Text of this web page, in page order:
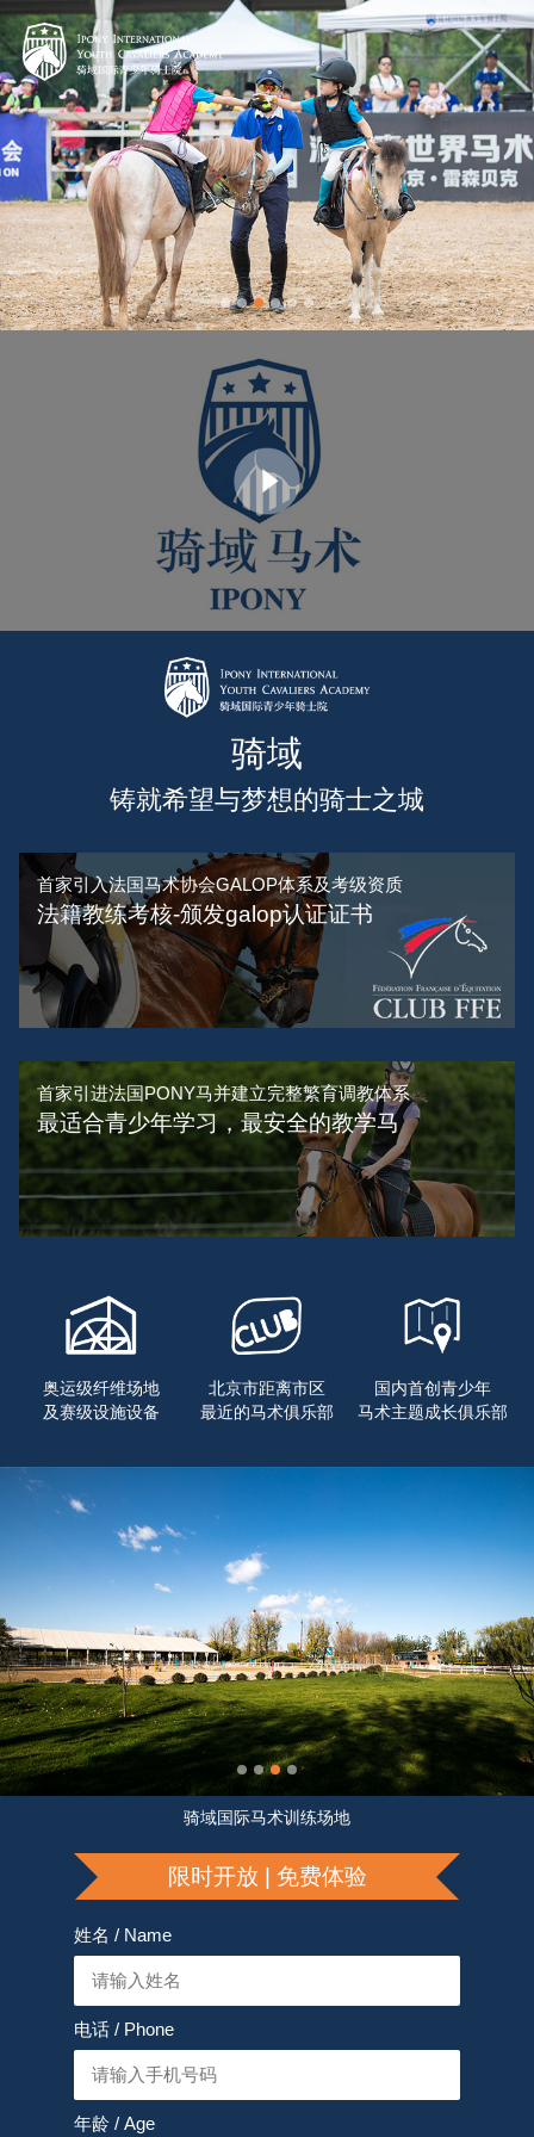
骑域
铸就希望与梦想的骑士之城
首家引入法国马术协会GALOP体系及考级资质
法籍教练考核-颁发galop认证证书
首家引进法国PONY马并建立完整繁育调教体系
最适合青少年学习，最安全的教学马
奥运级纤维场地
及赛级设施设备
北京市距离市区
最近的马术俱乐部
国内首创青少年
马术主题成长俱乐部
骑域国际马术训练场地
限时开放 | 免费体验
姓名 / Name
电话 / Phone
年龄 / Age